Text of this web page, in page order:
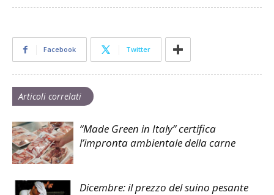
Facebook Twitter
Articoli correlati
“Made Green in Italy” certifica
l’impronta ambientale della carne
Dicembre: il prezzo del suino pesante